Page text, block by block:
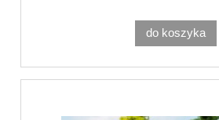
do koszyka